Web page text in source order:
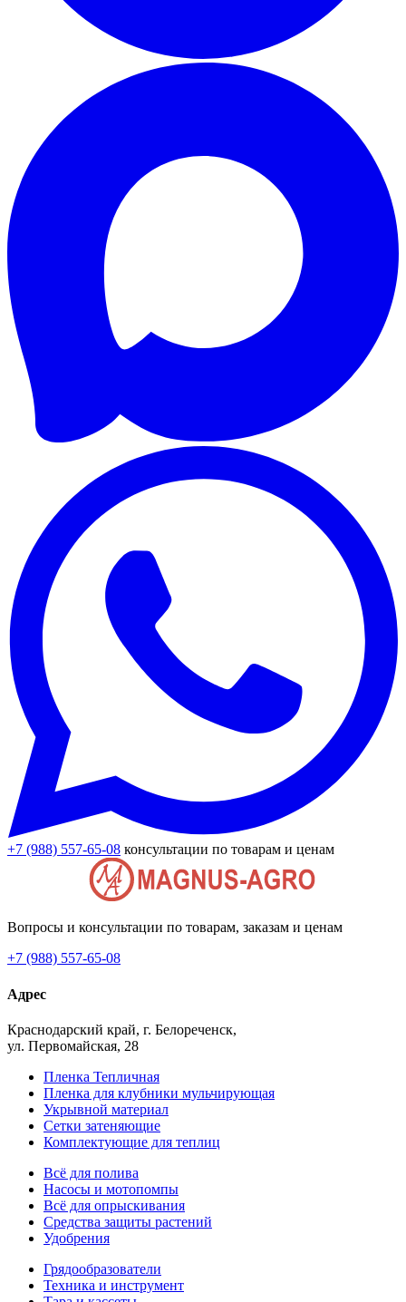
+7 (988) 557-65-08 консультации по товарам и ценам
Вопросы и консультации по товарам, заказам и ценам
+7 (988) 557-65-08
Адрес
Краснодарский край, г. Белореченск,
ул. Первомайская, 28
Пленка Тепличная
Пленка для клубники мульчирующая
Укрывной материал
Сетки затеняющие
Комплектующие для теплиц
Всё для полива
Насосы и мотопомпы
Всё для опрыскивания
Средства защиты растений
Удобрения
Грядообразователи
Техника и инструмент